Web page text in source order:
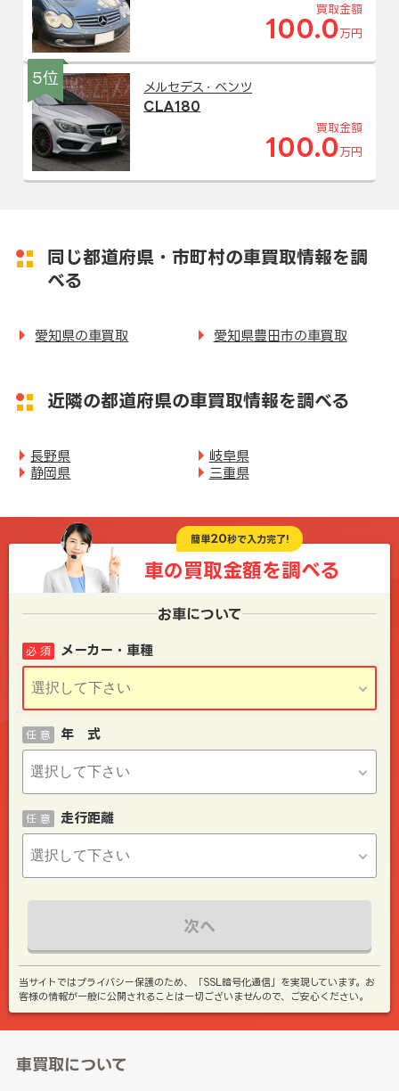
買取金額
100.0 万円
5位
メルセデス・ベンツ
CLA180
買取金額
100.0 万円
同じ都道府県・市町村の車買取情報を調
べる
愛知県の車買取 愛知県豊田市の車買取
近隣の都道府県の車買取情報を調べる
長野県
岐阜県
静岡県
三重県
簡単20秒で入力完了!
車の買取金額を調べる
お車について
メーカー・車種
必 須
年 式
任 意
走行距離
任 意
次へ
当サイトではプライバシー保護のため、「SSL暗号化通信」を実現しています。お
客様の情報が一般に公開されることは一切ございませんので、ご安心ください。
車買取について